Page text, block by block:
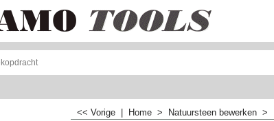
<< Vorige Home > Natuursteen bewerken >